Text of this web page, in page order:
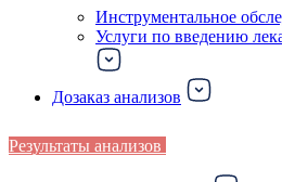
Инструментальное
Услуги по введению
Дозаказ анализов
Результаты анализов